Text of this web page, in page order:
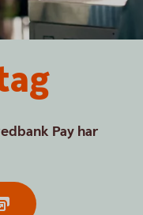
Pay har